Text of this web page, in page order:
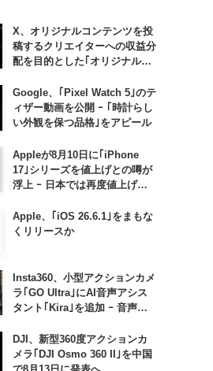
X、オリジナルコンテンツを投
稿するクリエイターへの収益分
配を目的とした｢オリジナルコ
入へ ｰ 従来の｢収益分配｣は廃
止
Google、｢Pixel Watch 5｣のテ
ィザー動画を公開 ｰ ｢時計らし
い外観を保つ品格｣をアピール
Appleが8月10日に｢iPhone
17｣シリーズを値上げとの噂が
浮上 ｰ 日本では再度値上げの
Apple、｢iOS 26.6.1｣をまもな
くリリースか
Insta360、小型アクションカメ
ラ｢GO Ultra｣にAI音声アシス
タント｢Kira｣を追加 ｰ 音声で
などが利用可能に
DJI、新型360度アクションカ
メラ｢DJI Osmo 360 II｣を中国